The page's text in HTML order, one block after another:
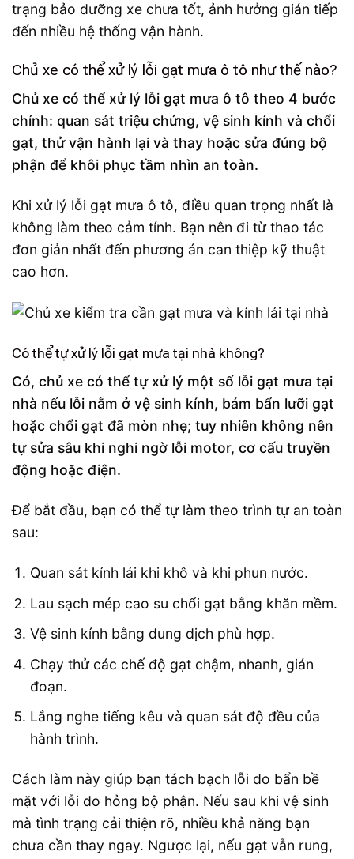
trạng bảo dưỡng xe chưa tốt, ảnh hưởng gián tiếp
đến nhiều hệ thống vận hành.
Chủ xe có thể xử lý lỗi gạt mưa ô tô như thế nào?
Chủ xe có thể xử lý lỗi gạt mưa ô tô theo 4 bước
chính: quan sát triệu chứng, vệ sinh kính và chổi
gạt, thử vận hành lại và thay hoặc sửa đúng bộ
phận để khôi phục tầm nhìn an toàn.
Khi xử lý lỗi gạt mưa ô tô, điều quan trọng nhất là
không làm theo cảm tính. Bạn nên đi từ thao tác
đơn giản nhất đến phương án can thiệp kỹ thuật
cao hơn.
Có thể tự xử lý lỗi gạt mưa tại nhà không?
Có, chủ xe có thể tự xử lý một số lỗi gạt mưa tại
nhà nếu lỗi nằm ở vệ sinh kính, bám bẩn lưỡi gạt
hoặc chổi gạt đã mòn nhẹ; tuy nhiên không nên
tự sửa sâu khi nghi ngờ lỗi motor, cơ cấu truyền
động hoặc điện.
Để bắt đầu, bạn có thể tự làm theo trình tự an toàn
sau:
Quan sát kính lái khi khô và khi phun nước.
Lau sạch mép cao su chổi gạt bằng khăn mềm.
Vệ sinh kính bằng dung dịch phù hợp.
Chạy thử các chế độ gạt chậm, nhanh, gián
đoạn.
Lắng nghe tiếng kêu và quan sát độ đều của
hành trình.
Cách làm này giúp bạn tách bạch lỗi do bẩn bề
mặt với lỗi do hỏng bộ phận. Nếu sau khi vệ sinh
mà tình trạng cải thiện rõ, nhiều khả năng bạn
chưa cần thay ngay. Ngược lại, nếu gạt vẫn rung,